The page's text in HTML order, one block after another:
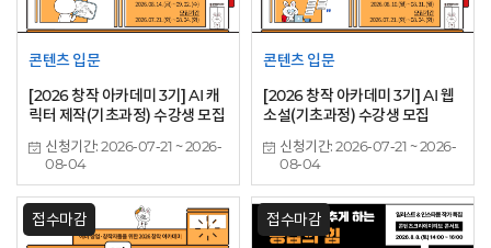
콘텐츠 입문
[2026 창작 아카데미 3기] AI 캐
릭터 제작(기초과정) 수강생 모집
신청기간: 2026-07-21 ~ 2026-
08-04
콘텐츠 입문
[2026 창작 아카데미 3기] AI 웹
소설(기초과정) 수강생 모집
신청기간: 2026-07-21 ~ 2026-
08-04
접수마감 접수마감